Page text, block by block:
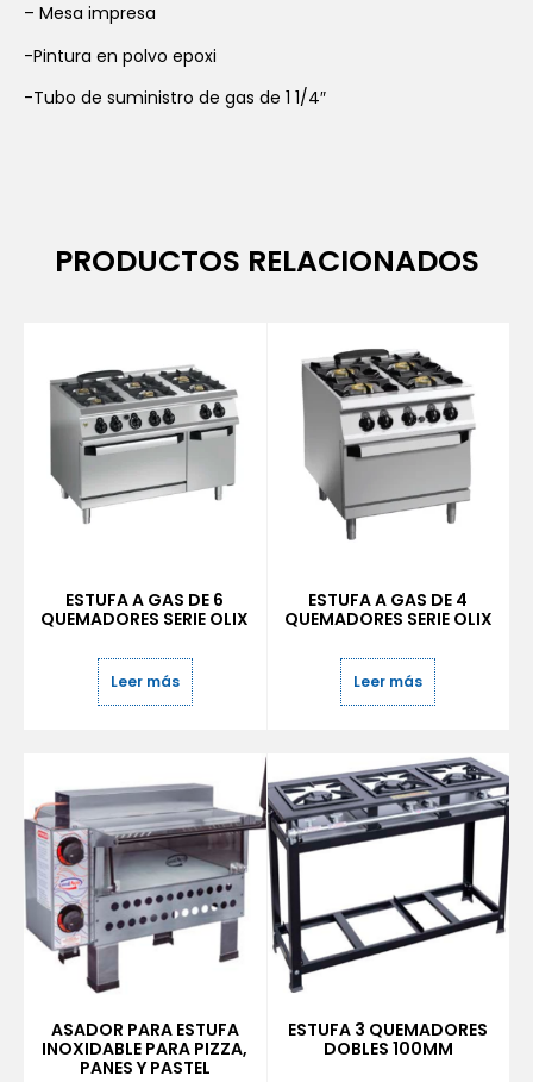
– Mesa impresa
-Pintura en polvo epoxi
-Tubo de suministro de gas de 1 1/4″
PRODUCTOS RELACIONADOS
ESTUFA A GAS DE 6
QUEMADORES SERIE OLIX
Leer más
ESTUFA A GAS DE 4
QUEMADORES SERIE OLIX
Leer más
ASADOR PARA ESTUFA
INOXIDABLE PARA PIZZA,
PANES Y PASTEL
ESTUFA 3 QUEMADORES
DOBLES 100MM